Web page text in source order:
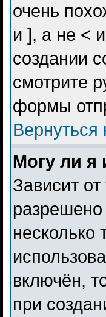
очень
и ], а не <
создании
смотрите
формы
Вернуться
Могу ли я
Зависит
разрешено
несколько
включён,
при